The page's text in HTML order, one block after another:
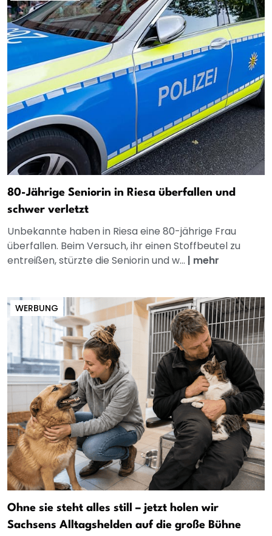
80-Jährige Seniorin in Riesa überfallen und
schwer verletzt
Unbekannte haben in Riesa eine 80-jährige Frau
überfallen. Beim Versuch, ihr einen Stoffbeutel zu
entreißen, stürzte die Seniorin und w... | mehr
WERBUNG
Ohne sie steht alles still – jetzt holen wir
Sachsens Alltagshelden auf die große Bühne